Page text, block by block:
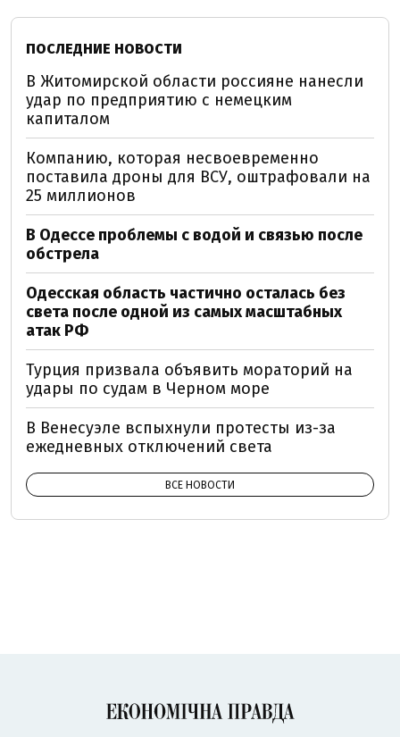
ПОСЛЕДНИЕ НОВОСТИ
В Житомирской области россияне нанесли
удар по предприятию с немецким
капиталом
Компанию, которая несвоевременно
поставила дроны для ВСУ, оштрафовали на
25 миллионов
В Одессе проблемы с водой и связью после
обстрела
Одесская область частично осталась без
света после одной из самых масштабных
атак РФ
Турция призвала объявить мораторий на
удары по судам в Черном море
В Венесуэле вспыхнули протесты из-за
ежедневных отключений света
ВСЕ НОВОСТИ